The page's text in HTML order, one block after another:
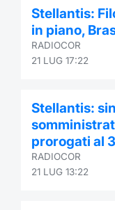
Stellantis:
in piano,
RADIOCOR
21 LUG 17:22
Stellantis:
prorogati al
RADIOCOR
21 LUG 13:22